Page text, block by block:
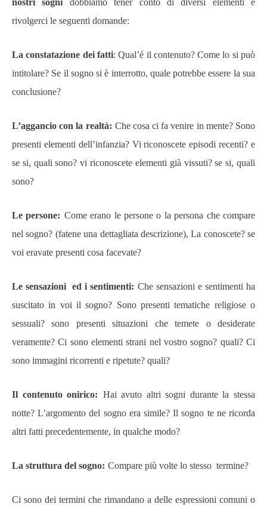
nostri sogni dobbiamo tener conto di diversi elementi e
rivolgerci le seguenti domande:
La constatazione dei fatti: Qual’é il contenuto? Come lo si può
intitolare? Se il sogno si è interrotto, quale potrebbe essere la sua
conclusione?
L’aggancio con la realtà: Che cosa ci fa venire in mente? Sono
presenti elementi dell’infanzia? Vi riconoscete episodi recenti? e
se si, quali sono? vi riconoscete elementi già vissuti? se si, quali
sono?
Le persone: Come erano le persone o la persona che compare
nel sogno? (fatene una dettagliata descrizione), La conoscete? se
voi eravate presenti cosa facevate?
Le sensazioni ed i sentimenti: Che sensazioni e sentimenti ha
suscitato in voi il sogno? Sono presenti tematiche religiose o
sessuali? sono presenti situazioni che temete o desiderate
veramente? Ci sono elementi strani nel vostro sogno? quali? Ci
sono immagini ricorrenti e ripetute? quali?
Il contenuto onirico: Hai avuto altri sogni durante la stessa
notte? L’argomento del sogno era simile? Il sogno te ne ricorda
altri fatti precedentemente, in qualche modo?
La struttura del sogno: Compare più volte lo stesso termine?
Ci sono dei termini che rimandano a delle espressioni comuni o